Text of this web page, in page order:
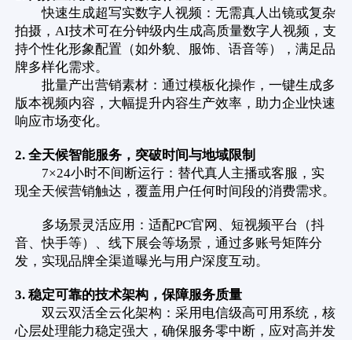
快速生成超写实数字人视频：无需真人出镜或复杂
拍摄，AI技术可在分钟级内生成高质量数字人视频，支
持个性化形象配置（如外貌、服饰、语音等），满足品
牌多样化需求。
批量产出营销素材：通过模板化操作，一键生成多
版本视频内容，大幅提升内容生产效率，助力企业快速
响应市场变化。
2. 全天候智能服务，突破时间与地域限制
7×24小时不间断运行：替代真人主播或客服，实
现全天候营销触达，覆盖用户任何时间段的消费需求。
多场景灵活应用：适配PC官网、短视频平台（抖
音、快手等）、线下展会等场景，通过多账号矩阵分
发，实现品牌全渠道曝光与用户深度互动。
3. 稳定可靠的技术架构，保障服务质量
双云双活全云化架构：采用电信级高可用系统，核
心层处理能力稳定强大，确保服务零中断，应对高并发